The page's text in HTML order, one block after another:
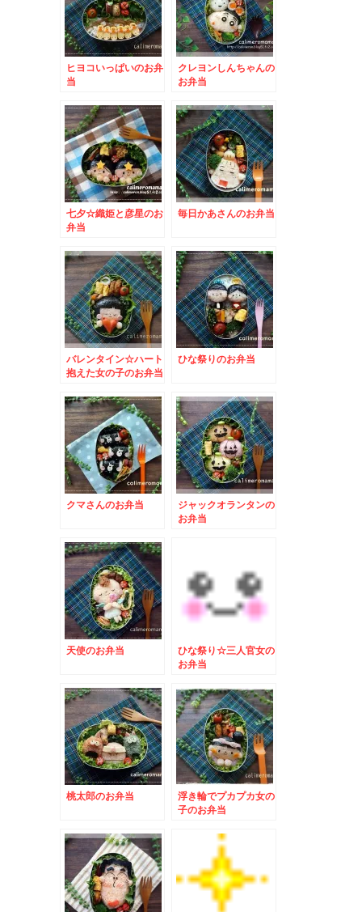
ヒヨコいっぱいのお弁
当
クレヨンしんちゃんの
お弁当
七夕☆織姫と彦星のお
弁当
毎日かあさんのお弁当
バレンタイン☆ハート
抱えた女の子のお弁当
ひな祭りのお弁当
クマさんのお弁当
ジャックオランタンの
お弁当
天使のお弁当
ひな祭り☆三人官女の
お弁当
桃太郎のお弁当
浮き輪でプカプカ女の
子のお弁当